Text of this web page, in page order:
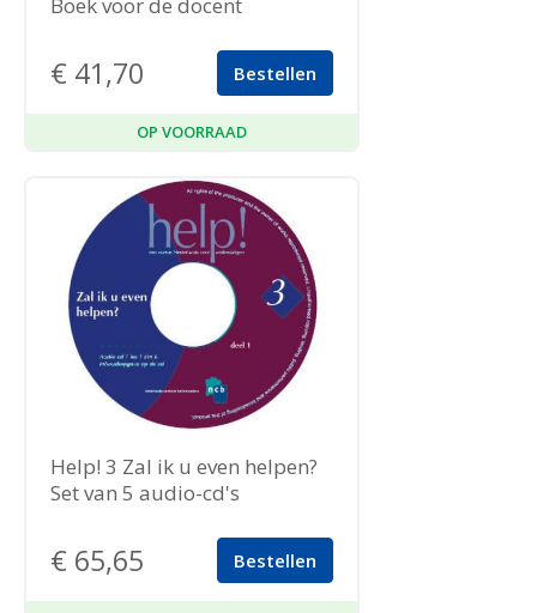
€ 41,70 Bestellen
OP VOORRAAD
Help! 3 Zal ik u even helpen?
Set van 5 audio-cd's
€ 65,65 Bestellen